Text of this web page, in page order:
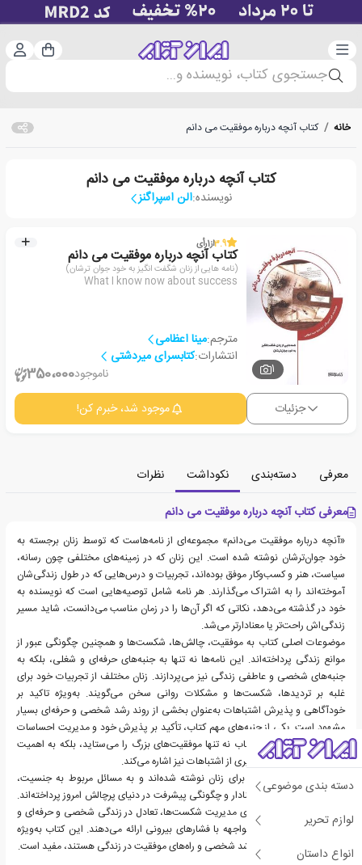
دسته‌بندی سبد
جستجوی کتاب، نویسنده و...
دسته بندی موضوعی
لوازم تحریر
انواع داستان
خانه / کتاب آنچه درباره موفقیت می دانم
کتاب آنچه درباره موفقیت می دانم
نویسنده:الن اسپراگنز
1
3.9از1رأی
کتاب آنچه درباره موفقیت می دانم
(نامه هایی از زنان شگفت انگیز به خود جوان ترشان)
What I know now about success
مترجم:مینا اعظامی
انتشارات:کتابسرای میردشتی
ناموجود350،000
جزئیات موجود شد، خبرم کن!
معرفی دسته‌بندی نکوداشت
نظرات
معرفی کتاب آنچه درباره موفقیت می دانم
«آنچه درباره موفقیت می‌دانم» مجموعه‌ای از نامه‌هاست که توسط زنان برجسته به
خود جوان‌ترشان نوشته شده است. این زنان که در زمینه‌های مختلفی چون رسانه،
سیاست، هنر و کسب‌وکار موفق بوده‌اند، تجربیات و درس‌هایی که در طول زندگی‌شان
آموخته‌اند را به اشتراک می‌گذارند. هر نامه شامل توصیه‌هایی است که نویسنده به
خود در گذشته می‌دهد، نکاتی که اگر آن‌ها را در زمان مناسب می‌دانست، شاید مسیر
زندگی‌اش راحت‌تر یا معنادارتر می‌شد.
موضوعات اصلی کتاب به موفقیت، چالش‌ها، شکست‌ها و همچنین چگونگی عبور از
موانع زندگی پرداخته‌اند. این نامه‌ها نه تنها به جنبه‌های حرفه‌ای و شغلی، بلکه به
جنبه‌های شخصی و عاطفی زندگی نیز می‌پردازند. زنان مختلف از تجربیات خود برای
غلبه بر تردیدها، شکست‌ها و مشکلات روانی سخن می‌گویند. به‌ویژه تاکید بر
خودآگاهی و پذیرش اشتباهات به‌عنوان بخشی از روند رشد شخصی و حرفه‌ای بسیار
مشهود است. یکی از جنبه‌های مهم کتاب، تأکید بر پذیرش خود و مدیریت احساسات
است. نویسنده در این کتاب نه تنها موفقیت‌های بزرگ را می‌ستاید، بلکه به اهمیت
پذیرش شکست‌ها و یادگیری از اشتباهات نیز اشاره می‌کند.
این نامه‌ها به‌طور خاص برای زنان نوشته شده‌اند و به مسائل مربوط به جنسیت،
اعتماد به نفس، روابط معنادار و چگونگی پیشرفت در دنیای پرچالش امروز پرداخته‌اند.
همچنین، توصیه‌هایی برای مدیریت شکست‌ها، تعادل در زندگی شخصی و حرفه‌ای و
اهمیت خوداحترامی در مواجهه با فشارهای بیرونی ارائه می‌دهند. این کتاب به‌ویژه
برای کسانی که به دنبال رشد شخصی و راه‌های موفقیت در زندگی هستند، مفید است.